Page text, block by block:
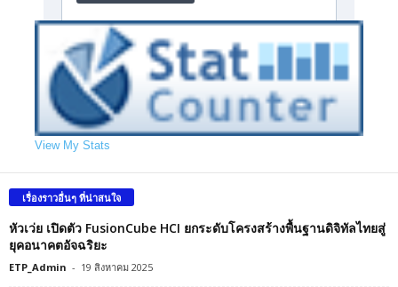
View My Stats
เรื่องราวอื่นๆ ที่น่าสนใจ
หัวเว่ย เปิดตัว FusionCube HCI ยกระดับโครงสร้างพื้นฐานดิจิทัลไทยสู่
ยุคอนาคตอัจฉริยะ
ETP_Admin - 19 สิงหาคม 2025